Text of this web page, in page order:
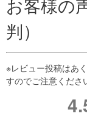
お客様の
判）